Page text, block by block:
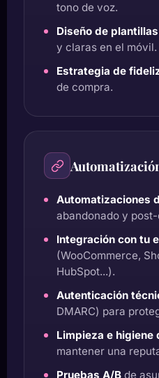
tono de voz.
Diseño de
y claras en el móvil.
Estrategia de
de compra.
Automatizaciones
abandonado y
Integración con tu
(WooCommerce,
HubSpot...).
Autenticación
DMARC) para
Limpieza e higiene
mantener una
Pruebas A/B de